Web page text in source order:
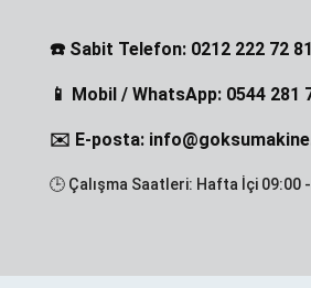
☎️ Sabit Telefon: 0212 222 72 81
📱 Mobil / WhatsApp: 0544 281
✉️ E-posta:
🕒 Çalışma Saatleri: Hafta İçi 09:00